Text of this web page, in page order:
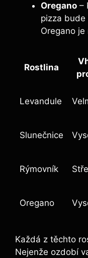
Oregano –
pizza
Oregano
Rostlina
Levandule
Slunečnice
Rýmovník
Oregano
Každá z těchto
Nejenže ozdobí